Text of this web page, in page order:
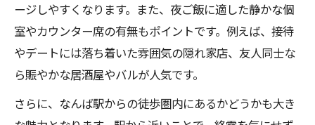
ージしやすくなります。また、夜ご飯に適した静かな個
室やカウンター席の有無もポイントです。例えば、接待
やデートには落ち着いた雰囲気の隠れ家店、友人同士な
ら賑やかな居酒屋やバルが人気です。
さらに、なんば駅からの徒歩圏内にあるかどうかも大き